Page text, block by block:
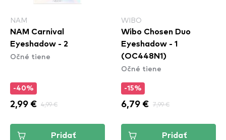
NAM
NAM Carnival
Eyeshadow - 2
Očné tiene
-40%
2,99 € 4,99 €
Pridať
WIBO
Wibo Chosen Duo
Eyeshadow - 1
(OC448N1)
Očné tiene
-15%
6,79 € 7,99 €
Pridať